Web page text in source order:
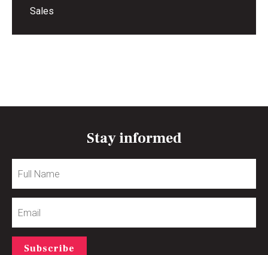
Sales
Stay informed
Name
Subscribe